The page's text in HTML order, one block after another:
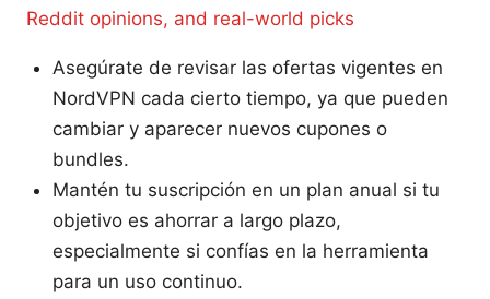
Reddit opinions, and real-world picks
Asegúrate de revisar las ofertas vigentes en
NordVPN cada cierto tiempo, ya que pueden
cambiar y aparecer nuevos cupones o
bundles.
Mantén tu suscripción en un plan anual si tu
objetivo es ahorrar a largo plazo,
especialmente si confías en la herramienta
para un uso continuo.